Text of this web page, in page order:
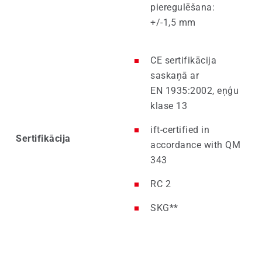
pieregulēšana:
+/-1,5 mm
Sertifikācija
CE sertifikācija
saskaņā ar
EN 1935:2002, eņģu
klase 13
ift-certified in
accordance with QM
343
RC 2
SKG**